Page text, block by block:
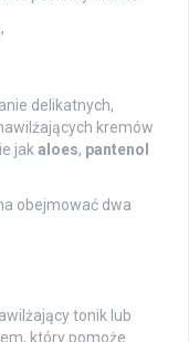
delikatnych,
kremów
jakaloes, pantenol
obejmować dwa
tonik lub
który pomoże